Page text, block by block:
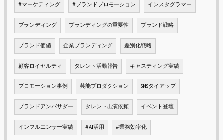
#マーケティング #ブランドプロモーション インスタグラマー
ブランディング ブランディングの重要性 ブランド戦略
ブランド価値 企業ブランディング 差別化戦略
顧客ロイヤルティ タレント活動報告 キャスティング実績
プロモーション事例 芸能プロダクション SNSタイアップ
ブランドアンバサダー タレント出演依頼 イベント登壇
インフルエンサー実績 #AI活用 #業務効率化